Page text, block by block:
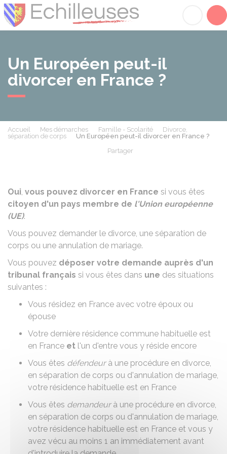
Un Européen peut-il
divorcer en France ?
Accueil Mes démarches Famille - Scolarité
Divorce,
séparation de corps
Un Européen peut-il divorcer en France ?
Partager
Oui, vous pouvez divorcer en France si vous êtes
citoyen d'un pays membre de l'Union européenne
(UE).
Vous pouvez demander le divorce, une séparation de
corps ou une annulation de mariage.
Vous pouvez déposer votre demande auprès d'un
tribunal français si vous êtes dans une des situations
suivantes :
Vous résidez en France avec votre époux ou
épouse
Votre dernière résidence commune habituelle est
en France et l'un d'entre vous y réside encore
Vous êtes défendeurà une procédure en divorce,
en séparation de corps ou d'annulation de mariage,
votre résidence habituelle est en France
Vous êtes demandeurà une procédure en divorce,
en séparation de corps ou d'annulation de mariage,
votre résidence habituelle est en France et vous y
avez vécu au moins 1 an immédiatement avant